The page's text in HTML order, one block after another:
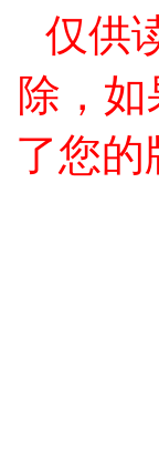
仅供
除，
了您的